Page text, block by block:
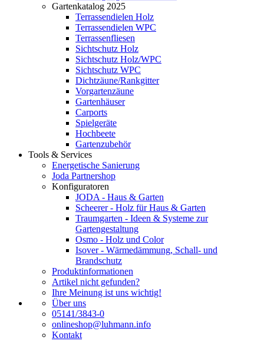
Gartenkatalog 2025
Terrassendielen Holz
Terrassendielen WPC
Terrassenfliesen
Sichtschutz Holz
Sichtschutz Holz/WPC
Sichtschutz WPC
Dichtzäune/Rankgitter
Vorgartenzäune
Gartenhäuser
Carports
Spielgeräte
Hochbeete
Gartenzubehör
Tools & Services
Energetische Sanierung
Joda Partnershop
Konfiguratoren
JODA - Haus & Garten
Scheerer - Holz für Haus & Garten
Traumgarten - Ideen & Systeme zur
Gartengestaltung
Osmo - Holz und Color
Isover - Wärmedämmung, Schall- und
Brandschutz
Produktinformationen
Artikel nicht gefunden?
Ihre Meinung ist uns wichtig!
Über uns
05141/3843-0
onlineshop@luhmann.info
Kontakt